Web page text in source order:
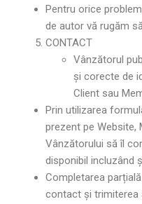
Pentru orice
de autor vă rugăm
CONTACT
Vânzătorul
și corecte de
Client sau
Prin utilizarea
prezent pe Website,
Vânzătorului să îl
disponibil incluzând
Completarea
contact și trimiterea